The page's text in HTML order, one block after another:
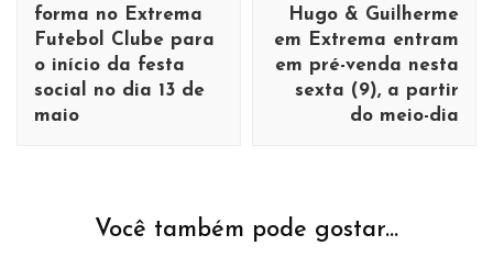
forma no Extrema
Futebol Clube para
o início da festa
social no dia 13 de
maio
Hugo & Guilherme
em Extrema entram
em pré-venda nesta
sexta (9), a partir
do meio-dia
Você também pode gostar...